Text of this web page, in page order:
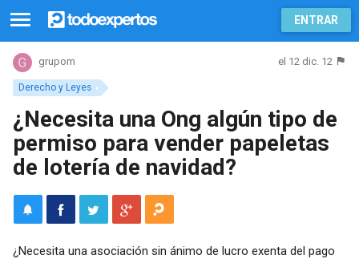
ENTRAR
Derecho y Leyes
grupom el 12 dic. 12
¿Necesita una Ong algún tipo de
permiso para vender papeletas
de lotería de navidad?
¿Necesita una asociación sin ánimo de lucro exenta del pago